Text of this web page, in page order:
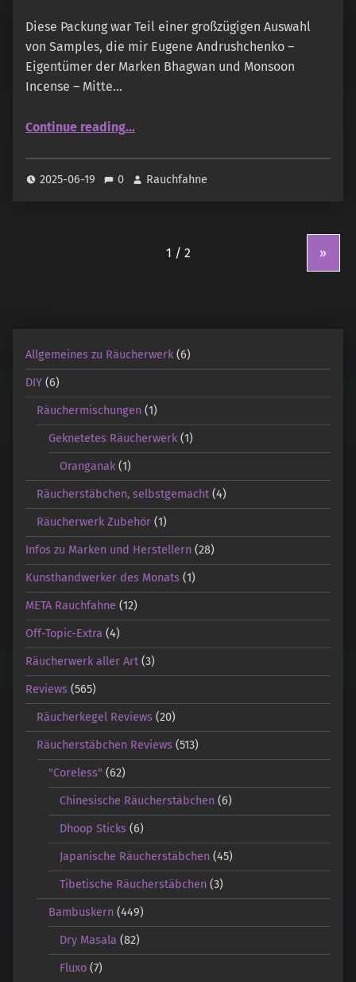
Diese Packung war Teil einer großzügigen Auswahl
von Samples, die mir Eugene Andrushchenko –
Eigentümer der Marken Bhagwan und Monsoon
Incense – Mitte…
Continue reading“Monsoon Incense – White Musk & Rose”
…
2025-06-19 0 Rauchfahne
»
Allgemeines zu Räucherwerk (6)
DIY (6)
Räuchermischungen (1)
Geknetetes Räucherwerk(1)
Oranganak (1)
Räucherstäbchen, selbstgemacht (4)
Räucherwerk Zubehör (1)
Infos zu Marken und Herstellern (28)
Kunsthandwerker des Monats (1)
META Rauchfahne (12)
Off-Topic-Extra (4)
Räucherwerk aller Art (3)
Reviews (565)
Räucherkegel Reviews (20)
Räucherstäbchen Reviews (513)
"Coreless" (62)
Chinesische Räucherstäbchen (6)
Dhoop Sticks (6)
Japanische Räucherstäbchen (45)
Tibetische Räucherstäbchen (3)
Bambuskern(449)
Dry Masala (82)
Fluxo (7)